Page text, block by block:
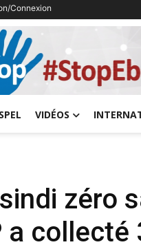
Connexion
VIDÉOS
zéro
collecté